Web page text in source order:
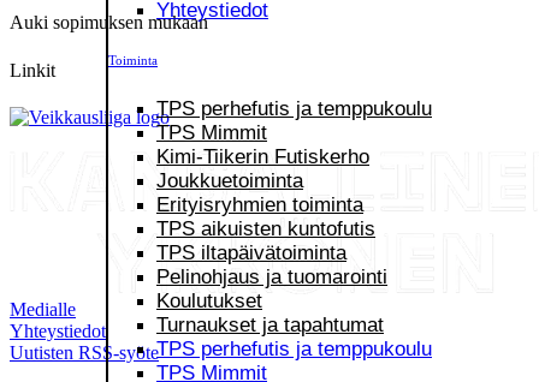
Yhteystiedot
Toiminta
TPS perhefutis ja temppukoulu
TPS Mimmit
Kimi-Tiikerin Futiskerho
Joukkuetoiminta
Erityisryhmien toiminta
TPS aikuisten kuntofutis
TPS iltapäivätoiminta
Pelinohjaus ja tuomarointi
Koulutukset
Turnaukset ja tapahtumat
TPS perhefutis ja temppukoulu
TPS Mimmit
Auki sopimuksen mukaan
Linkit
Medialle
Yhteystiedot
Uutisten RSS-syöte